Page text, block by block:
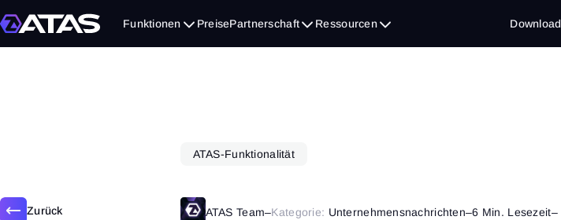
Funktionen PreisePartnerschaft Ressourcen Download
Zurück
ATAS-Funktionalität
ATAS Team–Kategorie: Unternehmensnachrichten–6 Min. Lesezeit–